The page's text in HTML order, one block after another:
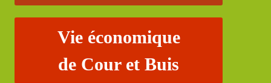
Vie économique
de Cour et Buis